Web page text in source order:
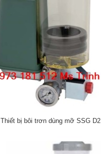
Thiết bị bôi trơn dùng mỡ SSG D2